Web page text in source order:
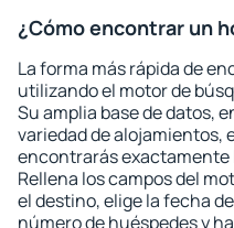
¿Cómo encontrar un
La forma más rápida de
utilizando el motor de
Su amplia base de datos,
variedad de alojamientos,
encontrarás exactamente
Rellena los campos del
el destino, elige la fecha
número de huéspedes y